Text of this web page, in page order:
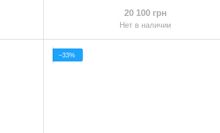
20 100 грн
Нет в наличии
−33%